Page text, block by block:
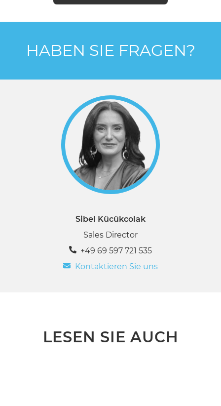
HABEN SIE FRAGEN?
Sibel Kücükcolak
Sales Director
+49 69 597 721 535
Kontaktieren Sie uns
LESEN SIE AUCH